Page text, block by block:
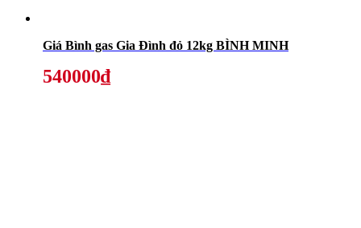
Giá Bình gas Gia Đình đỏ 12kg BÌNH MINH
540000₫